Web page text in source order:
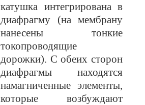
катушка интегрирована в
диафрагму (на мембрану
нанесены тонкие
токопроводящие
дорожки). С обеих сторон
диафрагмы находятся
намагниченные элементы,
которые возбуждают